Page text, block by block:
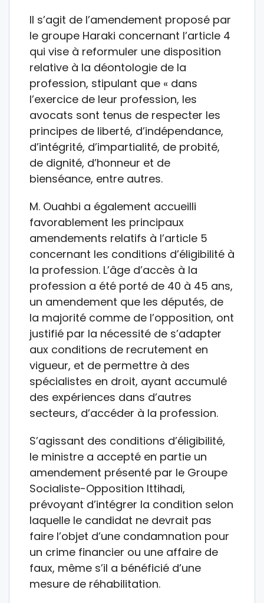
Il s’agit de l’amendement proposé par
le groupe Haraki concernant l’article 4
qui vise à reformuler une disposition
relative à la déontologie de la
profession, stipulant que « dans
l’exercice de leur profession, les
avocats sont tenus de respecter les
principes de liberté, d’indépendance,
d’intégrité, d’impartialité, de probité,
de dignité, d’honneur et de
bienséance, entre autres.
M. Ouahbi a également accueilli
favorablement les principaux
amendements relatifs à l’article 5
concernant les conditions d’éligibilité à
la profession. L’âge d’accès à la
profession a été porté de 40 à 45 ans,
un amendement que les députés, de
la majorité comme de l’opposition, ont
justifié par la nécessité de s’adapter
aux conditions de recrutement en
vigueur, et de permettre à des
spécialistes en droit, ayant accumulé
des expériences dans d’autres
secteurs, d’accéder à la profession.
S’agissant des conditions d’éligibilité,
le ministre a accepté en partie un
amendement présenté par le Groupe
Socialiste-Opposition Ittihadi,
prévoyant d’intégrer la condition selon
laquelle le candidat ne devrait pas
faire l’objet d’une condamnation pour
un crime financier ou une affaire de
faux, même s’il a bénéficié d’une
mesure de réhabilitation.